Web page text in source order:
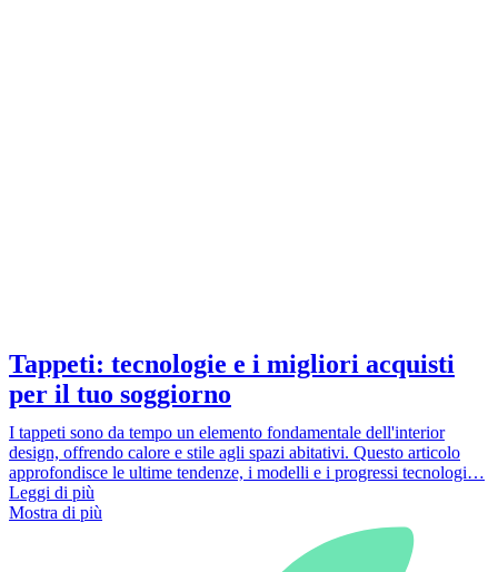
Tappeti: tecnologie e i migliori acquisti
per il tuo soggiorno
I tappeti sono da tempo un elemento fondamentale dell'interior
design, offrendo calore e stile agli spazi abitativi. Questo articolo
approfondisce le ultime tendenze, i modelli e i progressi tecnologi…
Leggi di più
Mostra di più